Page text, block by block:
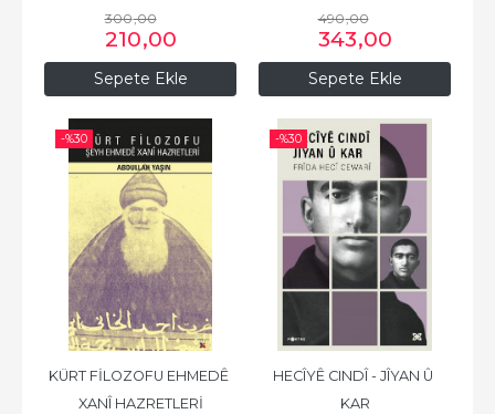
Sepete Ekle
300,00
210,00
Sepete Ekle
490,00
343,00
-%30
KÜRT FİLOZOFU EHMEDÊ
XANÎ HAZRETLERİ
-%30
HECÎYÊ CINDÎ - JÎYAN Û
KAR